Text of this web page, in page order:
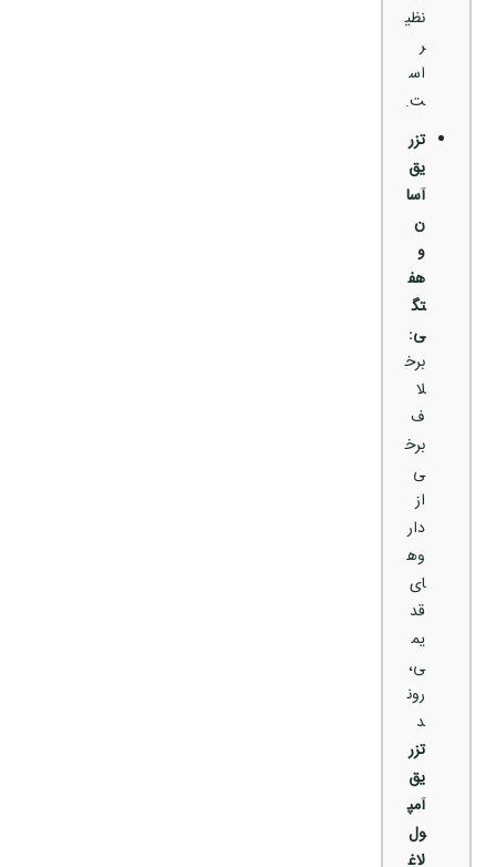
نظی
ر
اس
ت.
تزر
یق
آسا
ن
و
هف
تگ
ی:
برخ
لا
ف
برخ
ی
از
دار
وه
ای
قد
یم
ی،
رون
د
تزر
یق
آمپ
ول
لاغ